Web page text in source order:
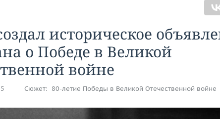
историческое
о Победе в Великой
войне
Сюжет: 80-летие Победы в Великой Отечественной войне